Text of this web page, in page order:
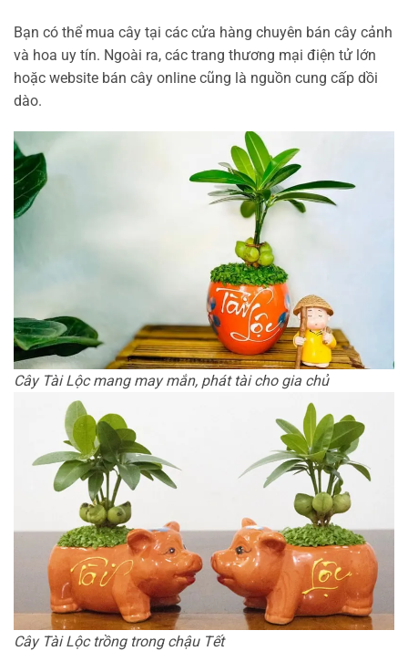
Bạn có thể mua cây tại các cửa hàng chuyên bán cây cảnh
và hoa uy tín. Ngoài ra, các trang thương mại điện tử lớn
hoặc website bán cây online cũng là nguồn cung cấp dồi
dào.
Cây Tài Lộc mang may mắn, phát tài cho gia chủ
Cây Tài Lộc trồng trong chậu Tết